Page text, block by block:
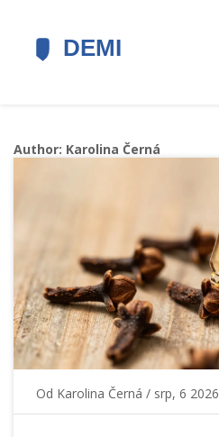
Author: Karolina Černá
Od Karolina Černá / srp, 6 2026